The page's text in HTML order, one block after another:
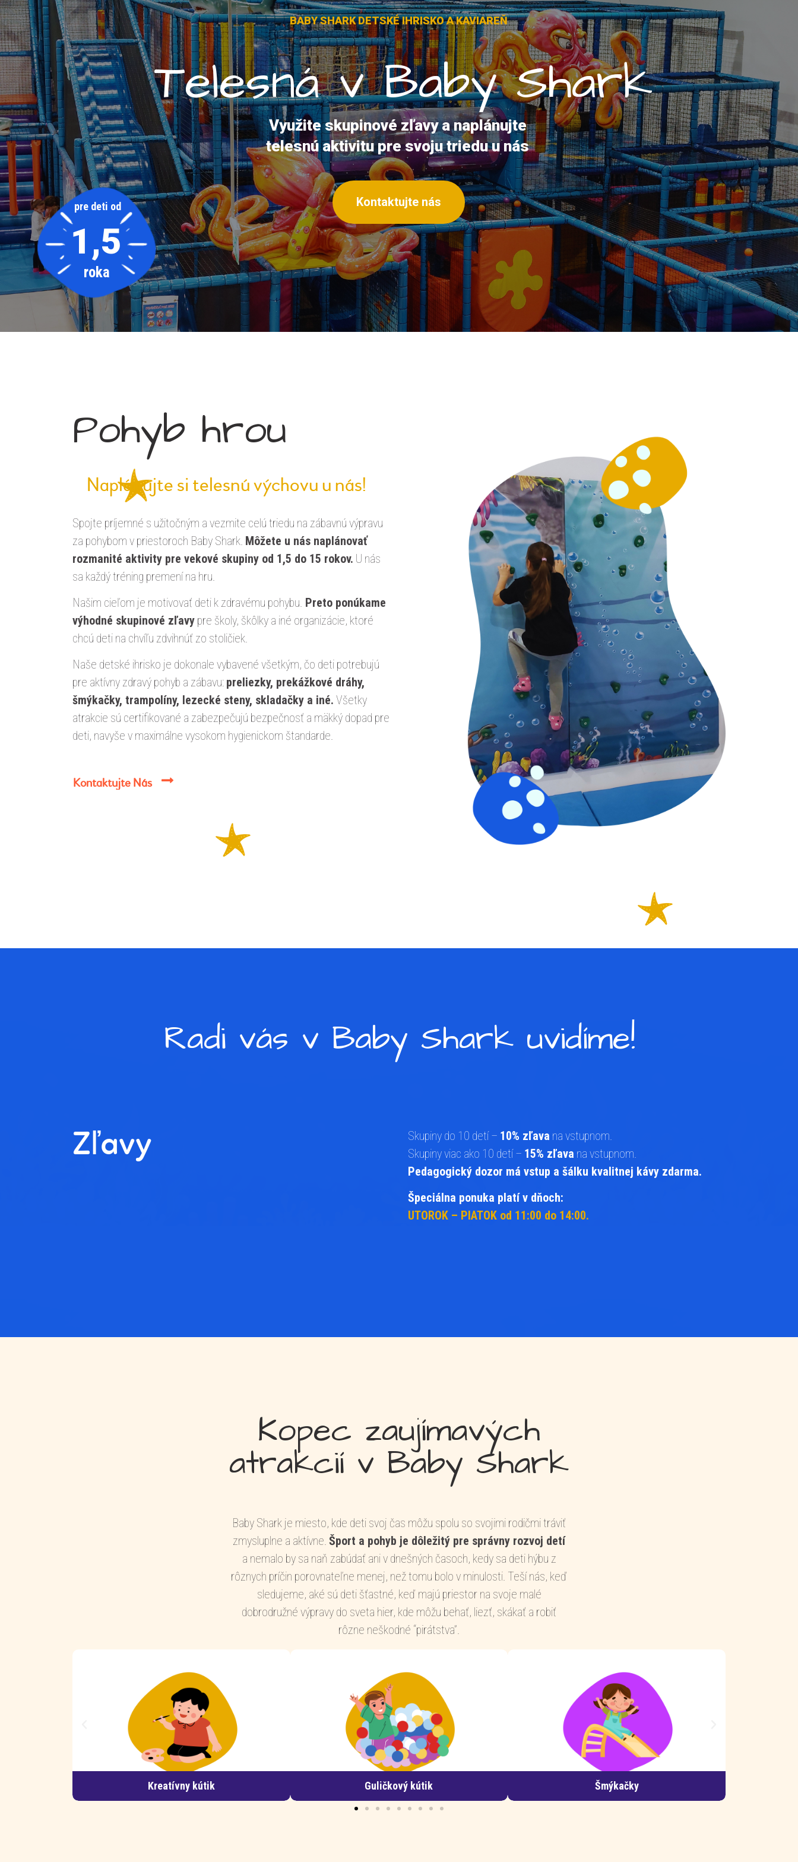
KONTAKT
Telesná v Baby Shark
Využite skupinové zľavy a naplánujte
telesnú aktivitu pre svoju triedu u nás
Kontaktujte nás
BABY SHARK DETSKÉ IHRISKO A KAVIAREŇ
pre deti od
1,5
roka
Pohyb hrou
Naplánujte si telesnú výchovu u nás!
Spojte príjemné s užitočným a vezmite celú triedu na zábavnú výpravu
za pohybom v priestoroch Baby Shark. Môžete u nás naplánovať
rozmanité aktivity pre vekové skupiny od 1,5 do 15 rokov. U nás
sa každý tréning premení na hru.
Našim cieľom je motivovať deti k zdravému pohybu. Preto ponúkame
výhodné skupinové zľavy pre školy, škôlky a iné organizácie, ktoré
chcú deti na chvíľu zdvihnúť zo stoličiek.
Naše detské ihrisko je dokonale vybavené všetkým, čo deti potrebujú
pre aktívny zdravý pohyb a zábavu: preliezky, prekážkové dráhy,
šmýkačky, trampolíny, lezecké steny, skladačky a iné. Všetky
atrakcie sú certifikované a zabezpečujú bezpečnosť a mäkký dopad pre
deti, navyše v maximálne vysokom hygienickom štandarde.
Kontaktujte Nás
Radi vás v Baby Shark uvidíme!
Zľavy Skupiny do 10 detí – 10% zľava na vstupnom.
Skupiny viac ako 10 detí – 15% zľava na vstupnom.
Pedagogický dozor má vstup a šálku kvalitnej kávy zdarma.
Špeciálna ponuka platí v dňoch:
UTOROK – PIATOK od 11:00 do 14:00.
Kopec zaujímavých
atrakcií v Baby Shark
Baby Shark je miesto, kde deti svoj čas môžu spolu so svojimi rodičmi tráviť
zmysluplne a aktívne. Šport a pohyb je dôležitý pre správny rozvoj detí
a nemalo by sa naň zabúdať ani v dnešných časoch, kedy sa deti hýbu z
rôznych príčin porovnateľne menej, než tomu bolo v minulosti. Teší nás, keď
sledujeme, aké sú deti šťastné, keď majú priestor na svoje malé
dobrodružné výpravy do sveta hier, kde môžu behať, liezť, skákať a robiť
rôzne neškodné “pirátstva”.
Guličkový kútik Šmýkačky Trampolíny